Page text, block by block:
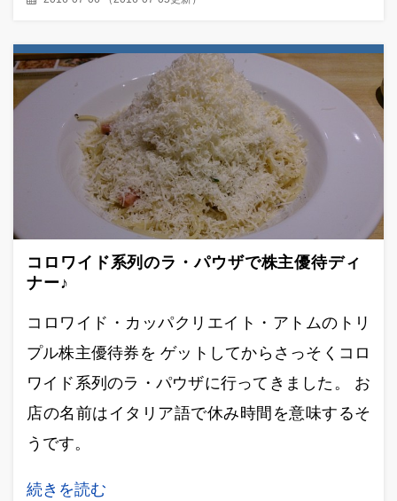
コロワイド系列のラ・パウザで株主優待ディ
ナー♪
コロワイド・カッパクリエイト・アトムのトリ
プル株主優待券を ゲットしてからさっそくコロ
ワイド系列のラ・パウザに行ってきました。 お
店の名前はイタリア語で休み時間を意味するそ
うです。
続きを読む